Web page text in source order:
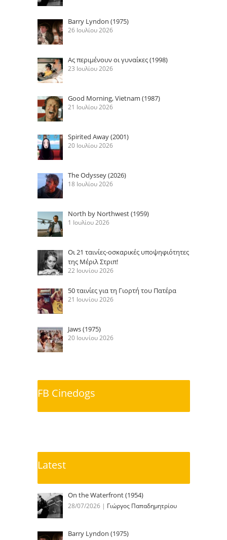
Barry Lyndon (1975)
26 Ιουλίου 2026
Ας περιμένουν οι γυναίκες (1998)
23 Ιουλίου 2026
Good Morning, Vietnam (1987)
21 Ιουλίου 2026
Spirited Away (2001)
20 Ιουλίου 2026
The Odyssey (2026)
18 Ιουλίου 2026
North by Northwest (1959)
1 Ιουλίου 2026
Οι 21 ταινίες-οσκαρικές υποψηφιότητες
της Μέριλ Στριπ!
22 Ιουνίου 2026
50 ταινίες για τη Γιορτή του Πατέρα
21 Ιουνίου 2026
Jaws (1975)
20 Ιουνίου 2026
FB Cinedogs
Latest
On the Waterfront (1954)
28/07/2026 | Γιώργος Παπαδημητρίου
Barry Lyndon (1975)